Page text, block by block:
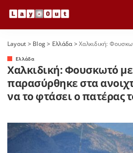
Layout > Blog> Ελλάδα>Χαλκιδική: Φουσκωτό με 7χρονο
Ελλάδα
Χαλκιδική: Φουσκωτό
παρασύρθηκε στα
να το φτάσει ο πατέρας